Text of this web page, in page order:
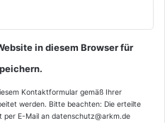
in diesem Browser für
Kontaktformular gemäß Ihrer
werden. Bitte beachten: Die erteilte
per E-Mail an datenschutz@arkm.de